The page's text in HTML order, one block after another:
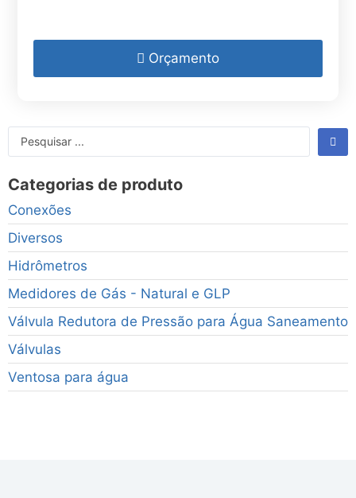
Orçamento
Categorias de produto
Conexões
Diversos
Hidrômetros
Medidores de Gás - Natural e GLP
Válvula Redutora de Pressão para Água Saneamento
Válvulas
Ventosa para água